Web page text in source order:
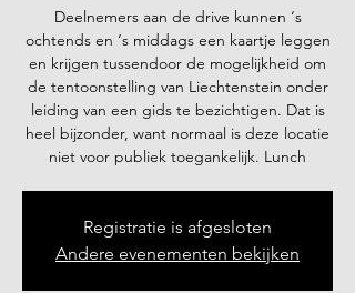
Deelnemers aan de drive kunnen ‘s
ochtends en ‘s middags een kaartje leggen
en krijgen tussendoor de mogelijkheid om
de tentoonstelling van Liechtenstein onder
leiding van een gids te bezichtigen. Dat is
heel bijzonder, want normaal is deze locatie
niet voor publiek toegankelijk. Lunch
Registratie is afgesloten
Andere evenementen bekijken